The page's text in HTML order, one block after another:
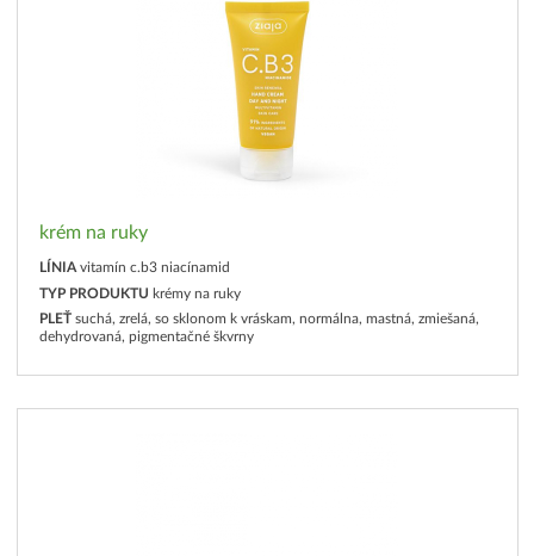
krém na ruky
LÍNIA vitamín c.b3 niacínamid
TYP PRODUKTU krémy na ruky
PLEŤ suchá, zrelá, so sklonom k vráskam, normálna, mastná, zmiešaná,
dehydrovaná, pigmentačné škvrny